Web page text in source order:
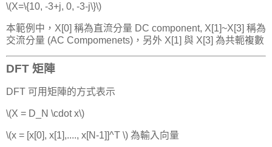
\(X=\{10, -3+j, 0, -3-j\}\)
本範例中，X[0] 稱為直流分量 DC component, X[1]~X[3] 稱為
交流分量 (AC Compomenets)，另外 X[1] 與 X[3] 為共軛複數
DFT 矩陣
DFT 可用矩陣的方式表示
\(X = D_N \cdot x\)
\(x = [x[0], x[1],...., x[N-1]]^T \) 為輸入向量